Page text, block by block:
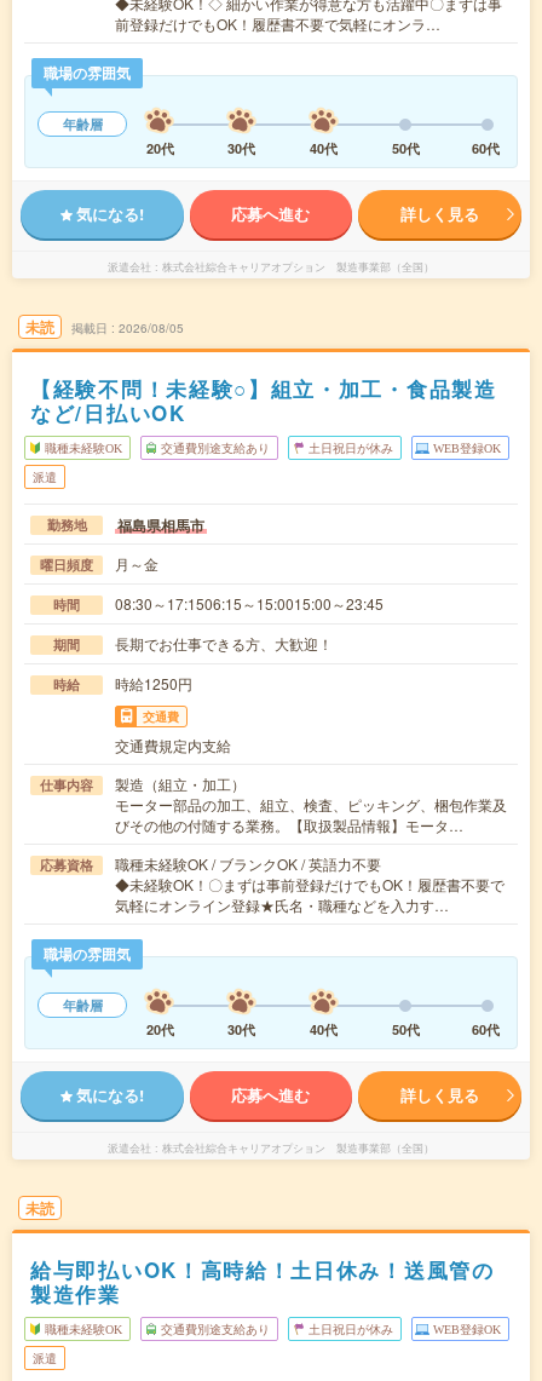
前登録だけでもOK！履歴書不要で気軽にオンラ…
職場の雰囲気
年齢層
20代
30代 40代 50代 60代
気になる! 応募へ進む 詳しく見る
派遣会社 株式会社綜合キャリアオプション 製造事業部（全国）
未読 掲載日 2026/08/05
【経験不問！未経験○】組立・加工・食品製造
など/日払いOK
職種未経験OK 交通費別途支給あり 土日祝日が休み WEB登録OK
派遣
勤務地 福島県相馬市
曜日頻度 月～金
時間 08:30～17:1506:15～15:0015:00～23:45
期間 長期でお仕事できる方、大歓迎！
時給 時給1250円
交通費
交通費規定内支給
仕事内容
製造（組立・加工）
モーター部品の加工、組立、検査、ピッキング、梱包作業及
びその他の付随する業務。【取扱製品情報】モータ…
応募資格
職種未経験OK / ブランクOK / 英語力不要
◆未経験OK！〇まずは事前登録だけでもOK！履歴書不要で
気軽にオンライン登録★氏名・職種などを入力す…
職場の雰囲気
年齢層
20代
30代 40代 50代 60代
気になる! 応募へ進む 詳しく見る
派遣会社 株式会社綜合キャリアオプション 製造事業部（全国）
未読
給与即払いOK！高時給！土日休み！送風管の
製造作業
職種未経験OK 交通費別途支給あり 土日祝日が休み WEB登録OK
派遣